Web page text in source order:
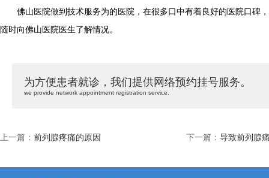
佛山医院做到技术服务为的医院，在很多口中有着良好的医院口碑
随时向佛山医院医生了解情况。
为方便患者就诊，我们提供网络预约挂号服务。
we provide network appointment registration service.
上一篇： 前列腺疼痛的原因 下一篇： 导致前列腺